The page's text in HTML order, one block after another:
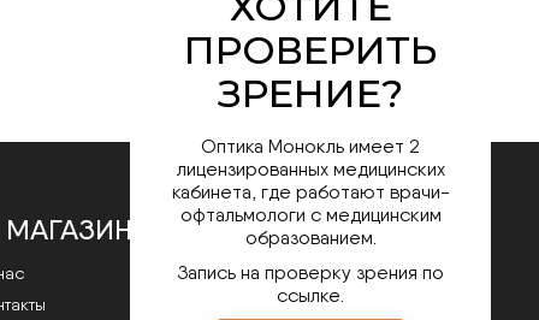
Оптика Монокль имеет 2
лицензированных медицинских
кабинета, где работают врачи-
офтальмологи с медицинским
образованием.
Запись на проверку зрения по
ссылке.